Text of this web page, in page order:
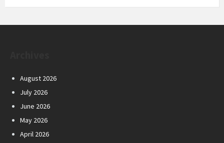
August 2026
July 2026
June 2026
May 2026
April 2026